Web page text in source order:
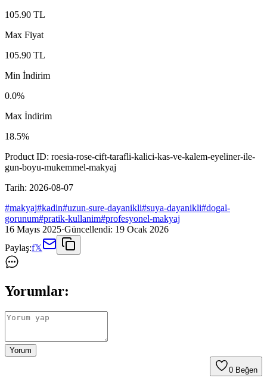
105.90 TL
Max Fiyat
105.90 TL
Min İndirim
0.0%
Max İndirim
18.5%
Product ID: roesia-rose-cift-tarafli-kalici-kas-ve-kalem-eyeliner-ile-
gun-boyu-mukemmel-makyaj
Tarih: 2026-08-07
#makyaj#kadin#uzun-sure-dayanikli#suya-dayanikli#dogal-
gorunum#pratik-kullanim#profesyonel-makyaj
16 Mayıs 2025·Güncellendi: 19 Ocak 2026
Paylaş:f𝕏
Yorumlar:
Yorum
0 Beğen